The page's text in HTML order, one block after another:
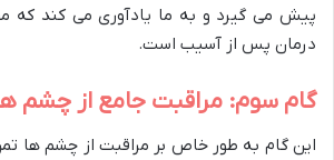
پیش می گیرد و به ما یادآوری می کند که
درمان پس از آسیب است.
گام سوم: مراقبت جامع از چشم
این گام به طور خاص بر مراقبت از چشم ها